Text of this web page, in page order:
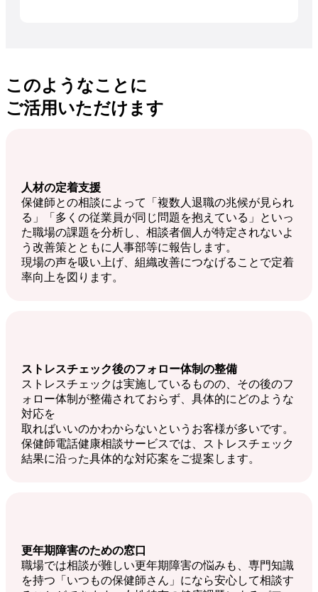
このようなことに
ご活用いただけます
人材の定着支援
保健師との相談によって「複数人退職の兆候が見られ
る」「多くの従業員が同じ問題を抱えている」といっ
た職場の課題を分析し、相談者個人が特定されないよ
う改善策とともに人事部等に報告します。
現場の声を吸い上げ、組織改善につなげることで定着
率向上を図ります。
ストレスチェック後のフォロー体制の整備
ストレスチェックは実施しているものの、その後のフ
ォロー体制が整備されておらず、具体的にどのような
対応を
取ればいいのかわからないというお客様が多いです。
保健師電話健康相談サービスでは、ストレスチェック
結果に沿った具体的な対応案をご提案します。
更年期障害のための窓口
職場では相談が難しい更年期障害の悩みも、専門知識
を持つ「いつもの保健師さん」になら安心して相談す